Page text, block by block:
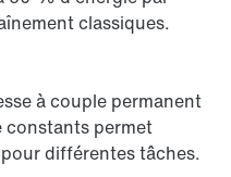
classiques.
à couple permanent
constants permet
différentes tâches.